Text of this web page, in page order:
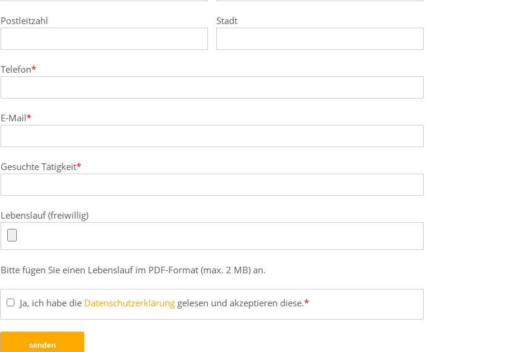
Postleitzahl Stadt
Telefon*
E-Mail*
Gesuchte Tätigkeit*
Lebenslauf (freiwillig)
Bitte fügen Sie einen Lebenslauf im PDF-Format (max. 2 MB) an.
Ja, ich habe die Datenschutz­erklärung gelesen und akzeptieren diese.*
senden